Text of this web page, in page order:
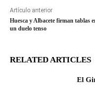
Artículo anterior
Huesca y Albacete firman tablas
un duelo tenso
RELATED ARTICLES
El